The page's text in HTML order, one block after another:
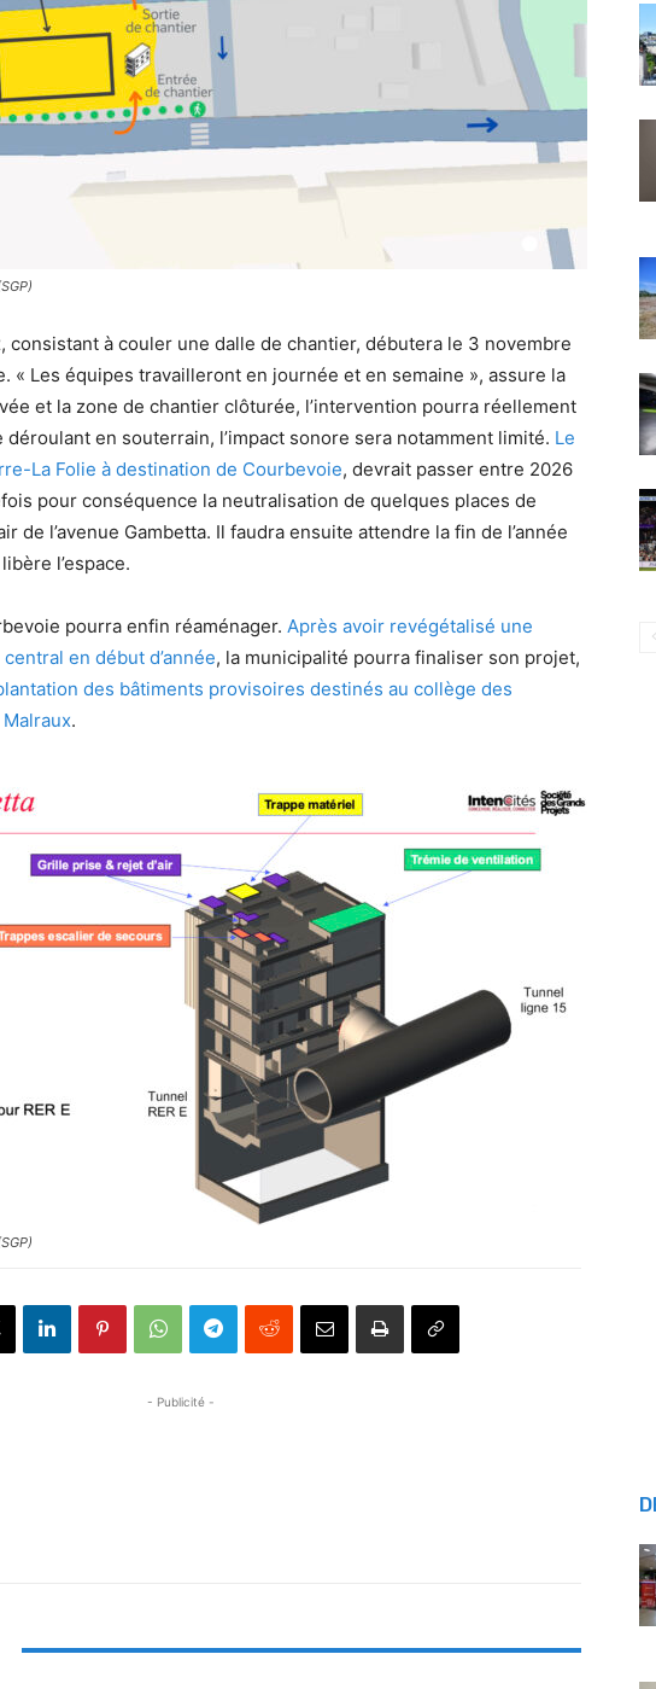
consistant à couler une dalle de chantier, débutera le 3 novembre
« Les équipes travailleront en journée et en semaine », assure la
et la zone de chantier clôturée, l’intervention pourra réellement
en souterrain, l’impact sonore sera notamment limité. Le
La Folie à destination de Courbevoie, devrait passer entre 2026
pour conséquence la neutralisation de quelques places de
de l’avenue Gambetta. Il faudra ensuite attendre la fin de l’année
l’espace.
pourra enfin réaménager. Après avoir revégétalisé une
en début d’année, la municipalité pourra finaliser son projet,
des bâtiments provisoires destinés au collège des
.
- Publicité -